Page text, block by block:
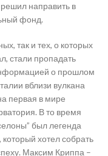
направить в
фонд.
так и тех, о которых
стали пропадать
о прошлом
вблизи вулкана
первая в мире
В то время
был легенда
хотел собрать
Максим Криппа –